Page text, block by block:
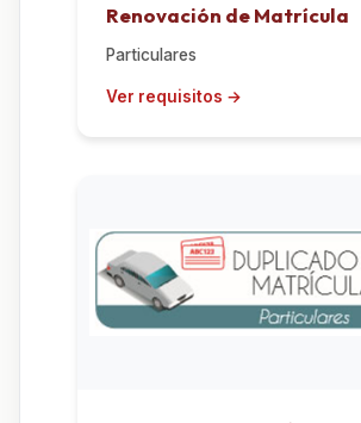
Renovación de Matrícula
Particulares